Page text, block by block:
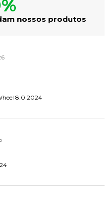
nossos produtos
8.0 2024